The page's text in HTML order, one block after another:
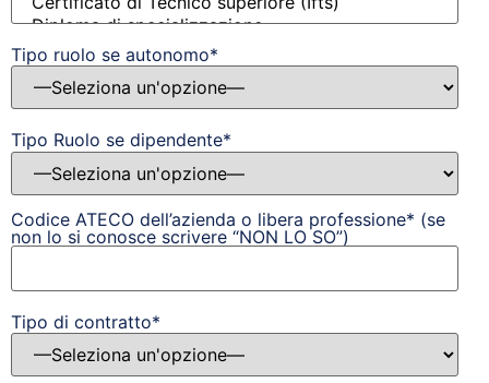
Tipo ruolo se autonomo*
Tipo Ruolo se dipendente*
Codice ATECO dell’azienda o libera professione* (se
non lo si conosce scrivere “NON LO SO”)
Tipo di contratto*